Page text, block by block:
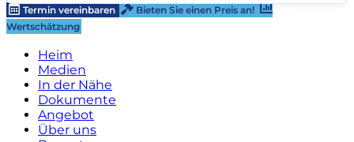
Termin vereinbaren
Bieten Sie einen Preis an!
Wertschätzung
Heim
Medien
In der Nähe
Dokumente
Angebot
Über uns